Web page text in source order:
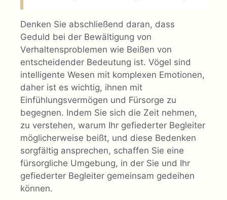
Denken Sie abschließend daran, dass
Geduld bei der Bewältigung von
Verhaltensproblemen wie Beißen von
entscheidender Bedeutung ist. Vögel sind
intelligente Wesen mit komplexen Emotionen,
daher ist es wichtig, ihnen mit
Einfühlungsvermögen und Fürsorge zu
begegnen. Indem Sie sich die Zeit nehmen,
zu verstehen, warum Ihr gefiederter Begleiter
möglicherweise beißt, und diese Bedenken
sorgfältig ansprechen, schaffen Sie eine
fürsorgliche Umgebung, in der Sie und Ihr
gefiederter Begleiter gemeinsam gedeihen
können.